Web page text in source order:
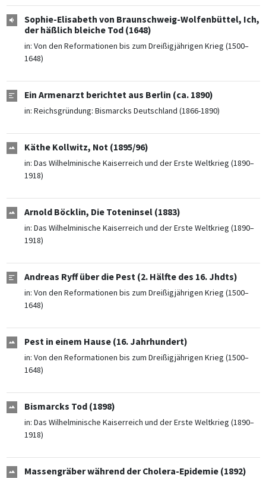
Sophie-Elisabeth von Braunschweig-Wolfenbüttel, Ich,
der häßlich bleiche Tod (1648)
in: Von den Reformationen bis zum Dreißigjährigen Krieg (1500–
1648)
Ein Armenarzt berichtet aus Berlin (ca. 1890)
in: Reichsgründung: Bismarcks Deutschland (1866-1890)
Käthe Kollwitz, Not (1895/96)
in: Das Wilhelminische Kaiserreich und der Erste Weltkrieg (1890–
1918)
Arnold Böcklin, Die Toteninsel (1883)
in: Das Wilhelminische Kaiserreich und der Erste Weltkrieg (1890–
1918)
Andreas Ryff über die Pest (2. Hälfte des 16. Jhdts)
in: Von den Reformationen bis zum Dreißigjährigen Krieg (1500–
1648)
Pest in einem Hause (16. Jahrhundert)
in: Von den Reformationen bis zum Dreißigjährigen Krieg (1500–
1648)
Bismarcks Tod (1898)
in: Das Wilhelminische Kaiserreich und der Erste Weltkrieg (1890–
1918)
Massengräber während der Cholera-Epidemie (1892)